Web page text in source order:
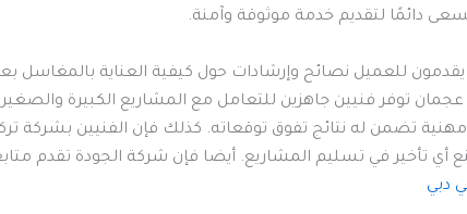
دائمًا لتقديم خدمة موثوقة وآمنة.
للعميل نصائح وإرشادات حول كيفية العناية بالمغاسل
توفر فنيين جاهزين للتعامل مع المشاريع الكبيرة
تضمن له نتائج تفوق توقعاته. كذلك فإن الفنيين بشركة
أي تأخير في تسليم المشاريع. أيضا فإن شركة الجودة تقدم
دبي